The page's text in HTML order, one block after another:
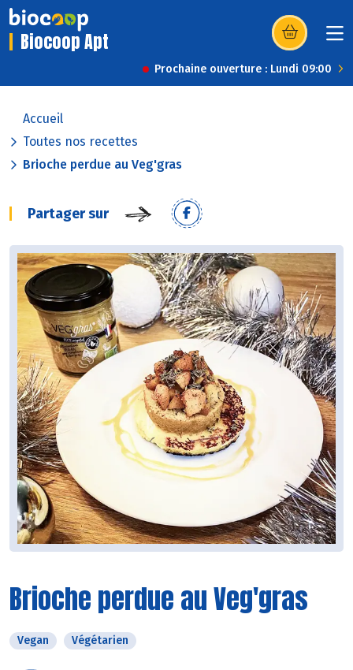
Biocoop Apt (s’ouvre dans
Prochaine ouverture : Lundi 09:00
Accueil
Toutes nos recettes
Brioche perdue au Veg'gras
Partager sur
Brioche perdue au Veg'gras
Vegan Végétarien